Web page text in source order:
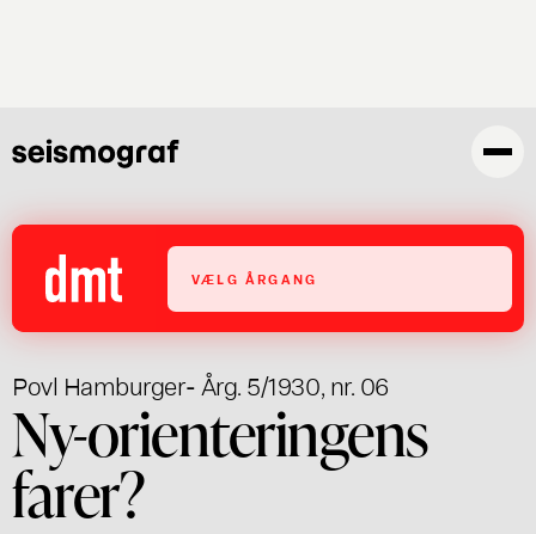
VÆLG ÅRGANG
Povl Hamburger- Årg. 5/1930, nr. 06
Ny-orienteringens
farer?